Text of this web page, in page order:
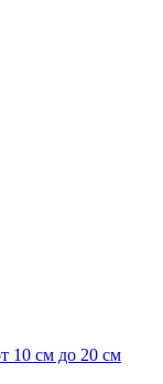
10 см до 20 см